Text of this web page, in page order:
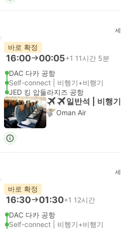
바로 확정
16:00 00:05+1 11시간 5분
DAC 다카 공항
Self-connect | 비행기+비행기
JED 킹 압둘라지즈 공항
일반석 | 비행
Oman Air
바로 확정
16:30 01:30+1 12시간
DAC 다카 공항
Self-connect | 비행기+비행기